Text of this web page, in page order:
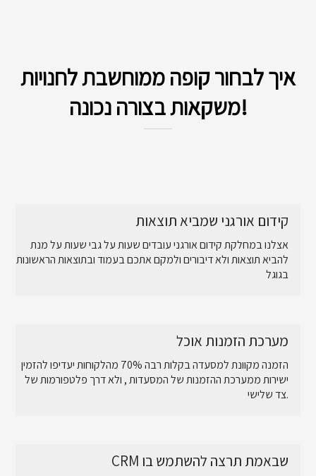
איך לבחור קופה ממוחשבת לחנויות
משקאות בצורה נכונה!
קידום אורגני שמביא תוצאות
אצלנו במחלקת קידום אורגני עובדים שעות על גבי שעות על מנת
להביא תוצאות ולא דיבורים ולמקם אתכם בעמוד ובתוצאות הראשונות
בגוגל
מערכת הזמנות אוכל
הזמנה מקוונת למסעדה בקלות רבה 70% מהלקוחות יעדיפו להזמין
ישירות ממערכת ההזמנות של המסעדות , ולא דרך פלטפורמות של
צד שלישי.
CRM שבאמת תרצה להשתמש בו